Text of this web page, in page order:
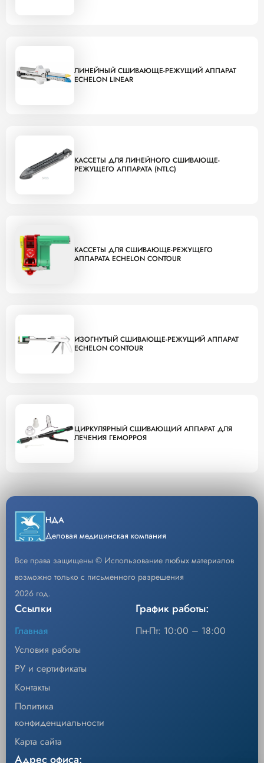
ЛИНЕЙНЫЙ СШИВАЮЩЕ-РЕЖУЩИЙ АППАРАТ
ECHELON LINEAR
КАССЕТЫ ДЛЯ ЛИНЕЙНОГО СШИВАЮЩЕ-
РЕЖУЩЕГО АППАРАТА (NTLC)
КАССЕТЫ ДЛЯ СШИВАЮЩЕ-РЕЖУЩЕГО
АППАРАТА ECHELON CONTOUR
ИЗОГНУТЫЙ СШИВАЮЩЕ-РЕЖУЩИЙ АППАРАТ
ECHELON CONTOUR
ЦИРКУЛЯРНЫЙ СШИВАЮЩИЙ АППАРАТ ДЛЯ
ЛЕЧЕНИЯ ГЕМОРРОЯ
НДА
Деловая медицинская компания
Все права защищены © Использование любых материалов
возможно только с письменного разрешения
2026 год.
Ссылки
Главная
Условия работы
РУ и сертификаты
Контакты
Политика
конфиденциальности
Карта сайта
График работы:
Пн-Пт: 10:00 – 18:00
Адрес офиса: